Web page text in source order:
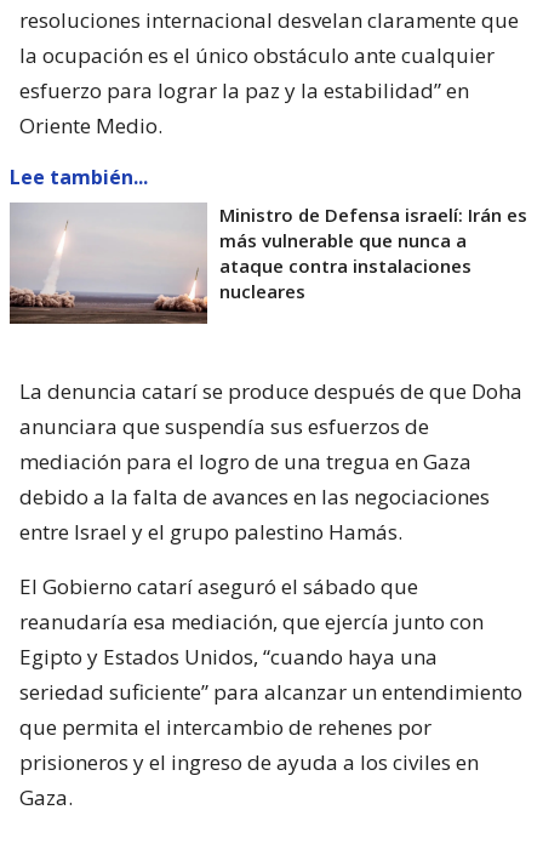
resoluciones internacional desvelan claramente que
la ocupación es el único obstáculo ante cualquier
esfuerzo para lograr la paz y la estabilidad” en
Oriente Medio.
Lee también...
Ministro de Defensa israelí: Irán es
más vulnerable que nunca a
ataque contra instalaciones
nucleares
La denuncia catarí se produce después de que Doha
anunciara que suspendía sus esfuerzos de
mediación para el logro de una tregua en Gaza
debido a la falta de avances en las negociaciones
entre Israel y el grupo palestino Hamás.
El Gobierno catarí aseguró el sábado que
reanudaría esa mediación, que ejercía junto con
Egipto y Estados Unidos, “cuando haya una
seriedad suficiente” para alcanzar un entendimiento
que permita el intercambio de rehenes por
prisioneros y el ingreso de ayuda a los civiles en
Gaza.